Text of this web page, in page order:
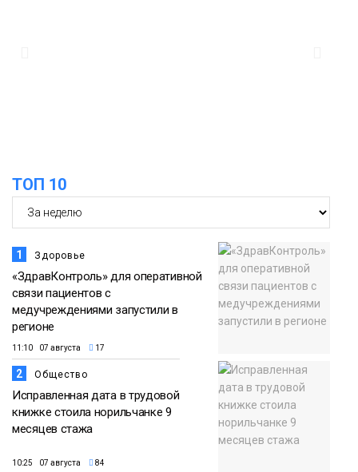
Путорана
ТОП 10
1 Здоровье
«ЗдравКонтроль» для оперативной
связи пациентов с
медучреждениями запустили в
регионе
11:10 07 августа 17
2 Общество
Исправленная дата в трудовой
книжке стоила норильчанке 9
месяцев стажа
10:25 07 августа 84